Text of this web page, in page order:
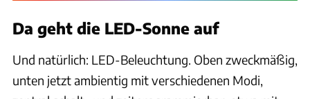
Da geht die LED-Sonne auf
Und natürlich: LED-Beleuchtung. Oben zweckmäßig,
unten jetzt ambientig mit verschiedenen Modi,